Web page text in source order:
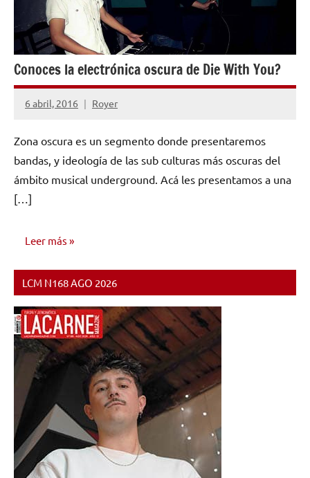
Conoces la electrónica oscura de Die With You?
6 abril, 2016 Royer
No
comentarios
Zona oscura es un segmento donde presentaremos
bandas, y ideología de las sub culturas más oscuras del
ámbito musical underground. Acá les presentamos a una
[…]
Leer más
INVESTIGACIÓN
MUSICAL
LCM N168 AGO 2026